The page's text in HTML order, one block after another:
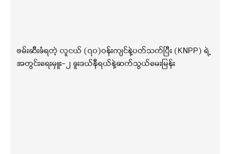
ဖမ်းဆီးခံရတဲ့ လူငယ် (၇၀)ဝန်းကျင်နဲ့ပတ်သက်ပြီး (KNPP) ရဲ့
အတွင်းရေးမှူး-၂ ခူးဒယ်နီရယ်နဲ့ဆက်သွယ်မေးမြန်း